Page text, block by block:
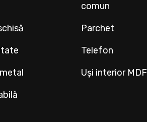
comun
Parchet
Telefon
Uși interior MDF